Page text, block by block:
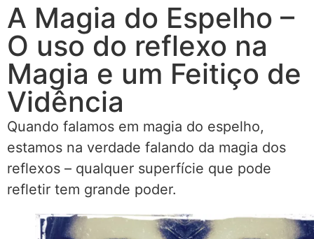
A Magia do Espelho –
O uso do reflexo na
Magia e um Feitiço de
Vidência
Quando falamos em magia do espelho,
estamos na verdade falando da magia dos
reflexos – qualquer superfície que pode
refletir tem grande poder.